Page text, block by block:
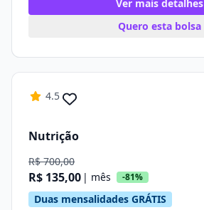
Ver mais detalhes
Quero esta bolsa
4.5
Nutrição
R$ 700,00
R$ 135,00 | mês -81%
Duas mensalidades GRÁTIS